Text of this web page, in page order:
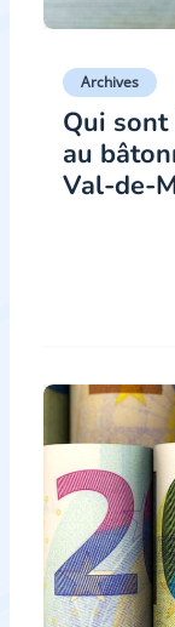
Archives
Qui
au
Val-de-